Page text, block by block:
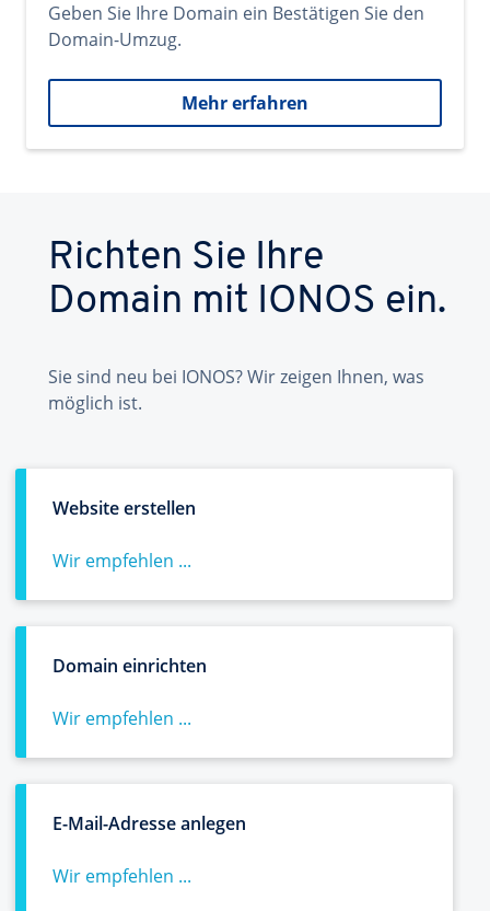
Geben Sie Ihre Domain ein Bestätigen Sie den
Domain-Umzug.
Mehr erfahren
Richten Sie Ihre
Domain mit IONOS ein.
Sie sind neu bei IONOS? Wir zeigen Ihnen, was
möglich ist.
Website erstellen
Wir empfehlen ...
Domain einrichten
Wir empfehlen ...
E-Mail-Adresse anlegen
Wir empfehlen ...